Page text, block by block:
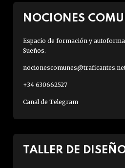
NOCIONES
Espacio de formación y
Sueños.
+34 630662527
Canal de Telegram
TALLER DE